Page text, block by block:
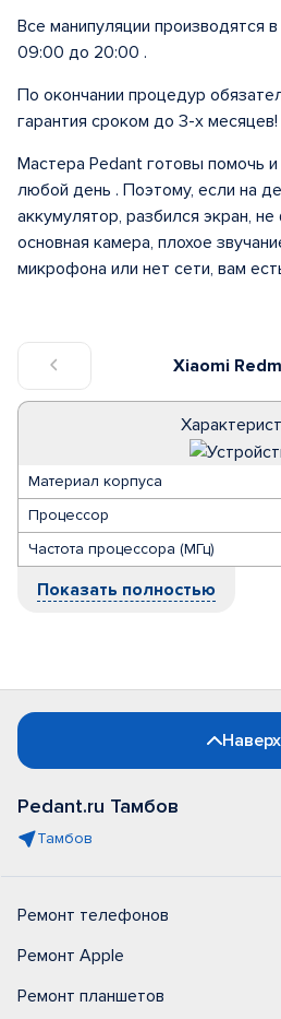
Xiaomi
Материал корпуса
Процессор
Частота процессора (МГц)
Показать полностью
Все манипуляции производятся
09:00 до 20:00 .
По окончании процедур
гарантия сроком до 3-х месяцев!
Мастера Pedant готовы помочь
любой день . Поэтому, если на
аккумулятор, разбился экран,
основная камера, плохое
микрофона или нет сети, вам
Наверх
Pedant.ru Тамбов
Тамбов
Ремонт телефонов
Ремонт Apple
Ремонт планшетов